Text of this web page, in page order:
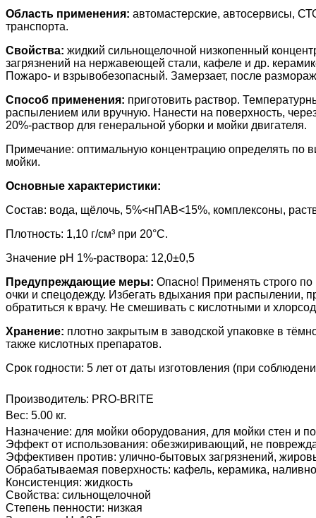
Область применения: автомастерские, автосервисы,
транспорта.
Свойства: жидкий сильнощелочной низкопенный
загрязнений на нержавеющей стали, кафеле и др.
Пожаро- и взрывобезопасный. Замерзает, после
Способ применения: приготовить раствор.
распылением или вручную. Нанести на поверхность,
20%-раствор для генеральной уборки и мойки двигателя.
Примечание: оптимальную концентрацию определять по
мойки.
Основные характеристики:
Состав: вода, щёлочь, 5%<нПАВ<15%, комплексоны,
Плотность: 1,10 г/см³ при 20°С.
Значение pH 1%-раствора: 12,0±0,5
Предупреждающие меры: Опасно! Применять строго
очки и спецодежду. Избегать вдыхания при распылении,
обратиться к врачу. Не смешивать с кислотными и
Хранение: плотно закрытым в заводской упаковке в
также кислотных препаратов.
Срок годности: 5 лет от даты изготовления (при
Производитель: PRO-BRITE
Вес: 5.00 кг.
Назначение: для мойки оборудования, для мойки стен и
Эффект от использования: обезжиривающий, не
Эффективен против: улично-бытовых загрязнений,
Обрабатываемая поверхность: кафель, керамика,
Консистенция: жидкость
Свойства: сильнощелочной
Степень пенности: низкая